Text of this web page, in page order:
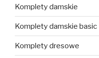
Komplety damskie
Komplety damskie basic
Komplety dresowe